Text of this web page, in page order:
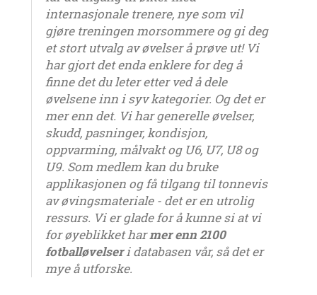
internasjonale trenere, nye som vil
gjøre treningen morsommere og gi deg
et stort utvalg av øvelser å prøve ut! Vi
har gjort det enda enklere for deg å
finne det du leter etter ved å dele
øvelsene inn i syv kategorier. Og det er
mer enn det. Vi har generelle øvelser,
skudd, pasninger, kondisjon,
oppvarming, målvakt og U6, U7, U8 og
U9. Som medlem kan du bruke
applikasjonen og få tilgang til tonnevis
av øvingsmateriale - det er en utrolig
ressurs. Vi er glade for å kunne si at vi
for øyeblikket harmer enn 2100
fotballøvelseri databasen vår, så det er
mye å utforske.